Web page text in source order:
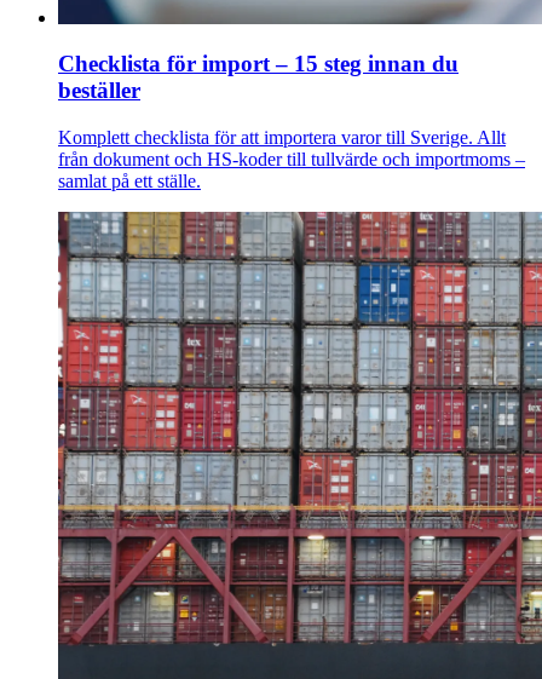
Checklista för import – 15 steg innan du
beställer
Komplett checklista för att importera varor till Sverige. Allt
från dokument och HS-koder till tullvärde och importmoms –
samlat på ett ställe.